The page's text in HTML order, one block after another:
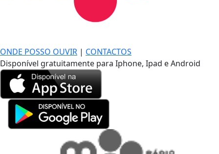
ONDE POSSO OUVIR | CONTACTOS
Disponível gratuitamente para Iphone, Ipad e Android